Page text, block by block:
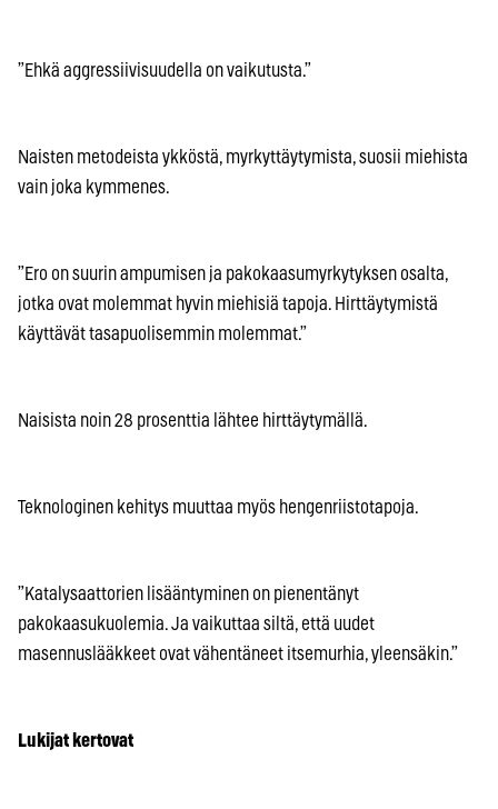
”Ehkä aggressiivisuudella on vaikutusta.”
Naisten metodeista ykköstä, myrkyttäytymista, suosii miehista
vain joka kymmenes.
”Ero on suurin ampumisen ja pakokaasumyrkytyksen osalta,
jotka ovat molemmat hyvin miehisiä tapoja. Hirttäytymistä
käyttävät tasapuolisemmin molemmat.”
Naisista noin 28 prosenttia lähtee hirttäytymällä.
Teknologinen kehitys muuttaa myös hengenriistotapoja.
”Katalysaattorien lisääntyminen on pienentänyt
pakokaasukuolemia. Ja vaikuttaa siltä, että uudet
masennuslääkkeet ovat vähentäneet itsemurhia, yleensäkin.”
Lukijat kertovat